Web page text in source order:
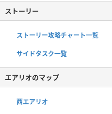
ストーリー
ストーリー攻略チャート一覧
サイドタスク一覧
エアリオのマップ
西エアリオ